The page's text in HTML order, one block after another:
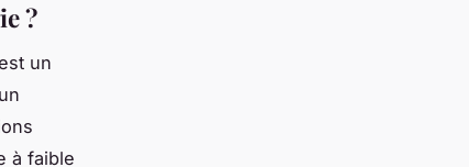
?
un
à faible